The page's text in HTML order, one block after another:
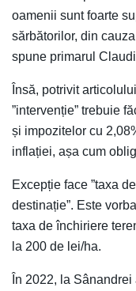
oamenii sunt foarte
sărbătorilor, din
spune primarul
Însă, potrivit
”intervenție” trebuie
și impozitelor cu
inflației, așa cum
Excepție face ”taxa
destinație”. Este
taxa de închiriere
la 200 de lei/ha.
În 2022, la